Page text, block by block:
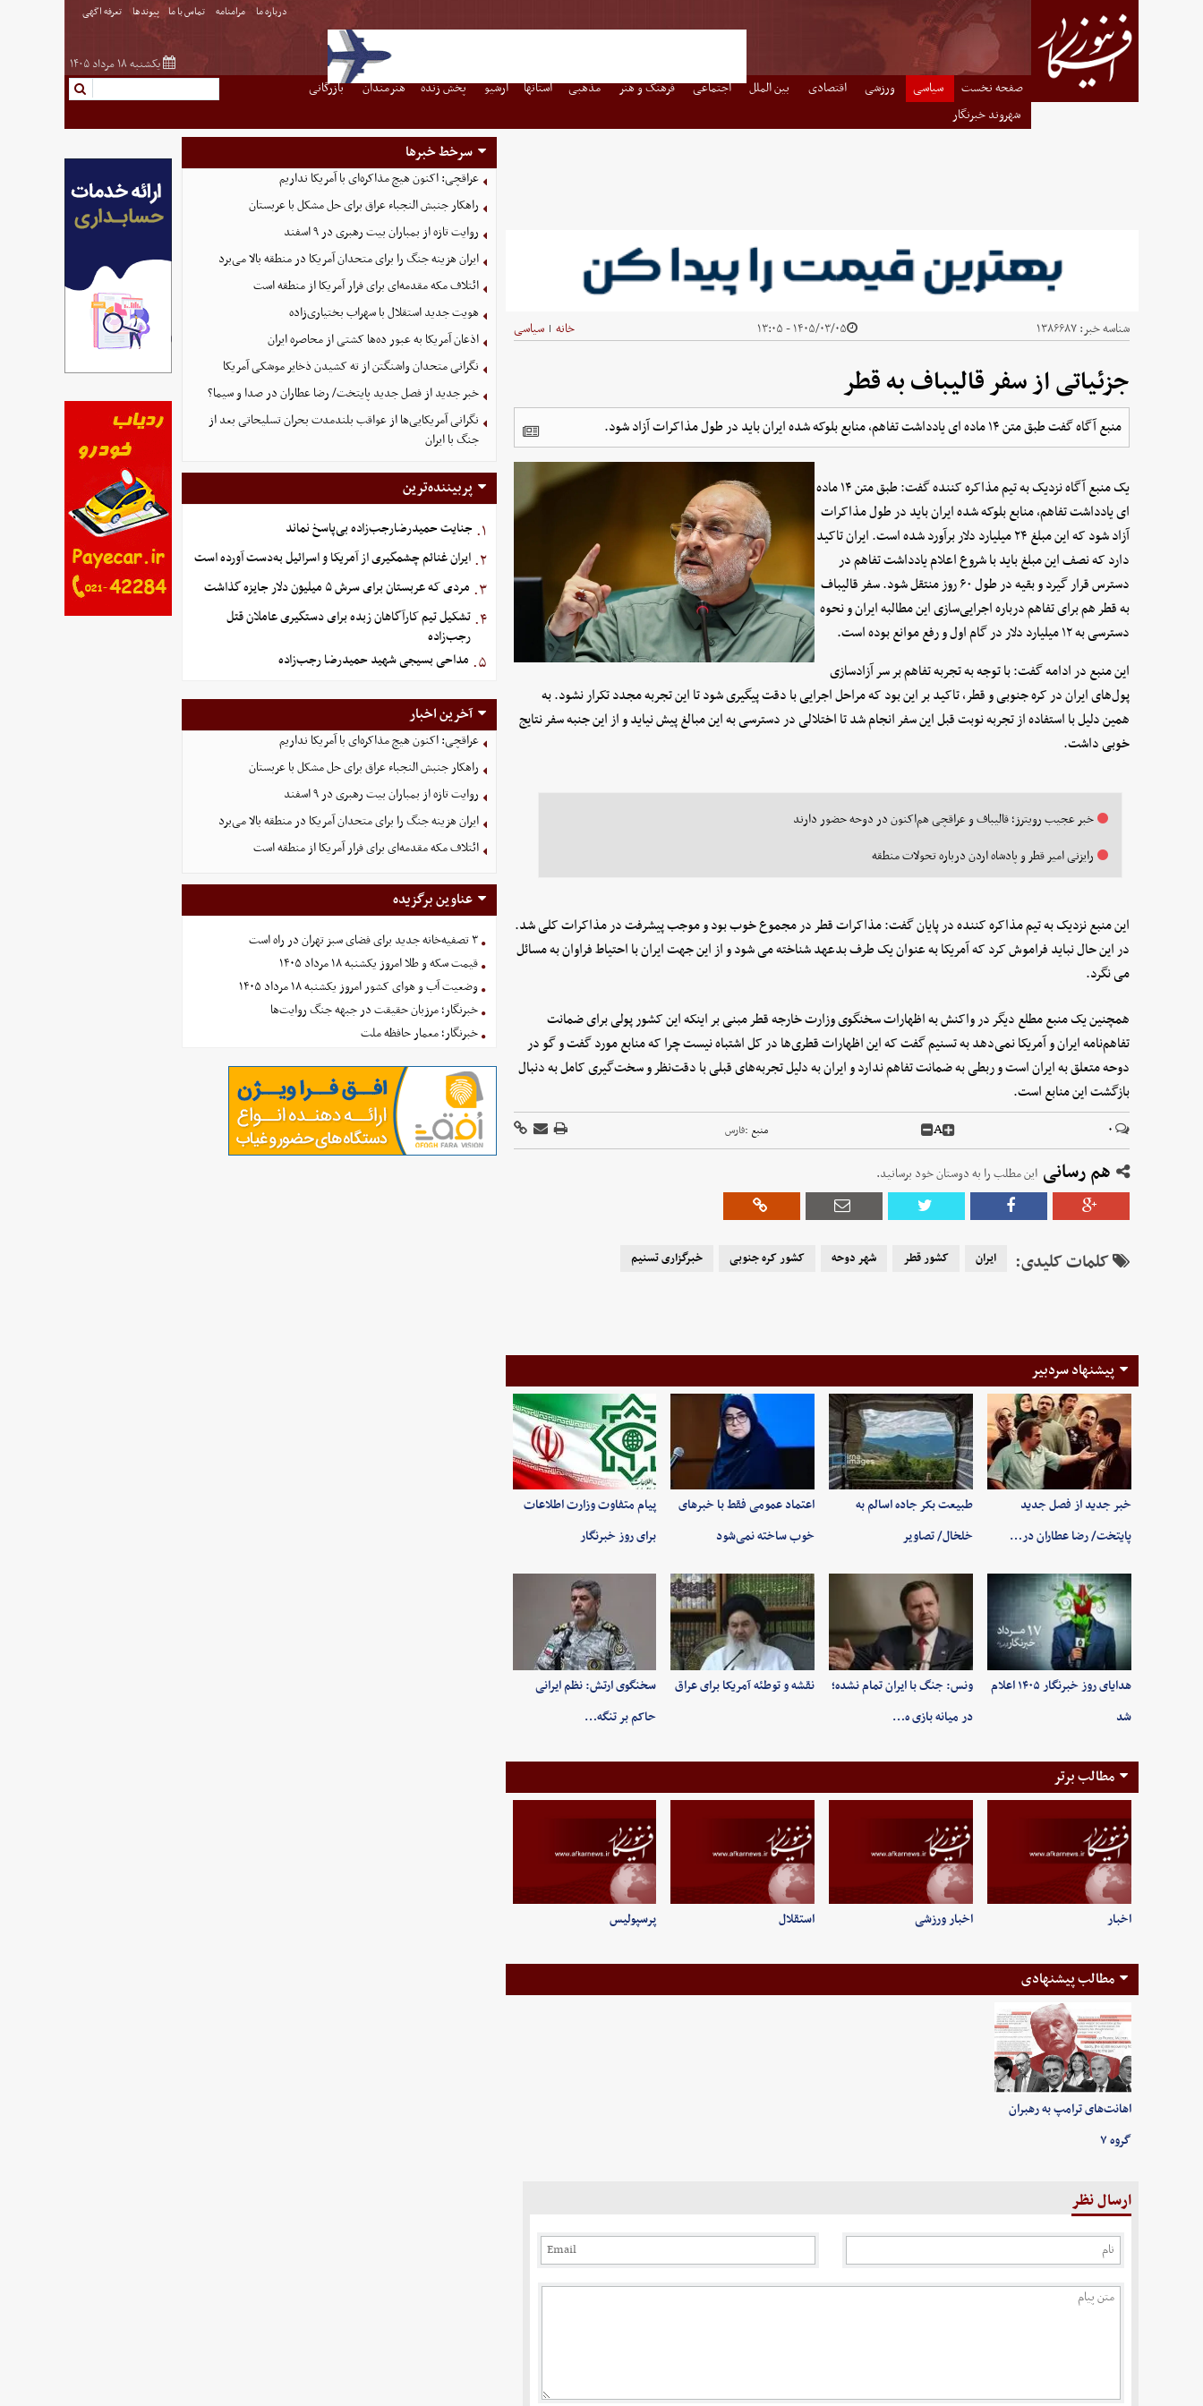
درباره ما مرامنامه تماس با ما پیوندها تعرفه اگهی
یکشنبه ۱۸ مرداد ۱۴۰۵
صفحه نخست سیاسی ورزشی اقتصادی بین الملل اجتماعی فرهنگ و هنر مذهبی استانها آرشیو پخش زنده هنرمندان
بازرگانی
شهروند خبرنگار
شناسه خبر:۱۳۸۶۶۸۷ ۱۴۰۵/۰۳/۰۵ - ۱۳:۰۵ خانه | سیاسی
جزئیاتی از سفر قالیباف به قطر
منبع آگاه گفت طبق متن ۱۴ ماده ای یادداشت تفاهم، منابع بلوکه شده ایران باید در طول ‌مذاکرات آزاد شود.
یک منبع آگاه نزدیک به تیم مذاکره کننده گفت: طبق متن ۱۴ ماده
ای یادداشت تفاهم، منابع بلوکه شده ایران باید در طول ‌مذاکرات
آزاد شود که این مبلغ ۲۴ میلیارد دلار برآورد شده است. ایران تاکید
دارد که نصف این مبلغ باید با شروع اعلام یادداشت تفاهم در
دسترس قرار گیرد و بقیه در طول ۶۰ روز منتقل شود. سفر قالیباف
به قطر هم برای تفاهم درباره اجرایی‌سازی این مطالبه ایران و نحوه
دسترسی به ۱۲ میلیارد دلار در گام اول و رفع موانع بوده است.
این منبع در ادامه گفت: با توجه به تجربه تفاهم بر سر آزادسازی
پول‌های ایران در کره جنوبی و قطر، تاکید بر این بود که مراحل اجرایی با دقت پیگیری شود تا این تجربه مجدد تکرار نشود. به
همین دلیل با استفاده از تجربه نوبت قبل این سفر انجام شد تا اختلالی در دسترسی به این مبالغ پیش نیاید و از این جنبه سفر نتایج
خوبی داشت.
خبر عجیب رویترز؛ قالیباف و عراقچی هم‌اکنون در دوحه حضور دارند
رایزنی امیر قطر و پادشاه اردن درباره تحولات منطقه
این منبع نزدیک به تیم مذاکره کننده در پایان گفت: مذاکرات قطر در مجموع خوب بود و موجب پیشرفت در مذاکرات کلی شد.
در این حال نباید فراموش کرد که آمریکا به عنوان یک طرف بدعهد شناخته می شود و از این جهت ایران با احتیاط فراوان به مسائل
می نگرد.
همچنین یک منبع مطلع دیگر در واکنش به اظهارات سخنگوی وزارت خارجه قطر مبنی بر اینکه این کشور پولی برای ضمانت
تفاهم‌نامه ایران و آمریکا نمی‌دهد به تسنیم گفت که این اظهارات قطری‌ها در کل اشتباه نیست چرا که منابع مورد گفت و گو در
دوحه متعلق به ایران است و ربطی به ضمانت تفاهم ندارد و ایران به دلیل تجربه‌های قبلی با دقت‌نظر و سخت‌گیری کامل به دنبال
بازگشت این منابع است.
۰ A منبع :فارس
هم رسانی این مطلب را به دوستان خود برسانید.
کلمات کلیدی: ایران کشور قطر شهر دوحه کشور کره جنوبی خبرگزاری تسنیم
پیشنهاد سردبیر
خبر جدید از فصل جدید
پایتخت/ رضا عطاران در…
طبیعت بکر جاده اسالم به
خلخال/ تصاویر
اعتماد عمومی فقط با خبرهای
خوب ساخته نمی‌شود
پیام متفاوت وزارت اطلاعات
برای روز خبرنگار
هدایای روز خبرنگار ۱۴۰۵ اعلام
شد
ونس: جنگ با ایران تمام نشده؛
در میانه بازی ه…
نقشه و توطئه آمریکا برای عراق
سخنگوی ارتش: نظم ایرانی
حاکم بر تنگه…
مطالب برتر
اخبار اخبار ورزشی استقلال پرسپولیس
مطالب پیشنهادی
اهانت‌های ترامپ به رهبران
گروه ۷
ارسال نظر
سرخط خبرها
عراقچی: اکنون هیچ مذاکره‌ای با آمریکا نداریم
راهکار جنبش النجباء عراق برای حل مشکل با عربستان
روایت تازه از بمباران بیت رهبری در ۹ اسفند
ایران هزینه جنگ را برای متحدان آمریکا در منطقه بالا می‌برد
ائتلاف مکه مقدمه‌ای برای فرار آمریکا از منطقه است
هویت جدید استقلال با سهراب بختیاری‌زاده
اذعان آمریکا به عبور ده‌ها کشتی از محاصره ایران
نگرانی متحدان واشنگتن از ته کشیدن ذخایر موشکی آمریکا
خبر جدید از فصل جدید پایتخت/ رضا عطاران در صدا و سیما؟
نگرانی آمریکایی‌ها از عواقب بلندمدت بحران تسلیحاتی بعد از
جنگ با ایران
پربیننده‌ترین
۱. جنایت حمیدرضارجب‌زاده بی‌پاسخ نماند
۲. ایران غنائم چشمگیری از آمریکا و اسرائیل به‌دست آورده است
۳. مردی که عربستان برای سرش ۵ میلیون دلار جایزه گذاشت
۴. تشکیل تیم کارآگاهان زبده برای دستگیری عاملان قتل
رجب‌زاده
۵. مداحی بسیجی شهید حمیدرضا رجب‌زاده
آخرین اخبار
عراقچی: اکنون هیچ مذاکره‌ای با آمریکا نداریم
راهکار جنبش النجباء عراق برای حل مشکل با عربستان
روایت تازه از بمباران بیت رهبری در ۹ اسفند
ایران هزینه جنگ را برای متحدان آمریکا در منطقه بالا می‌برد
ائتلاف مکه مقدمه‌ای برای فرار آمریکا از منطقه است
عناوین برگزیده
۳ تصفیه‌خانه جدید برای فضای سبز تهران در راه است
قیمت سکه و طلا امروز یکشنبه ۱۸ مرداد ۱۴۰۵
وضعیت آب و هوای کشور امروز یکشنبه ۱۸ مرداد ۱۴۰۵
خبرنگار؛ مرزبان حقیقت در جبهه جنگ روایت‌ها
خبرنگار؛ معمار حافظه ملت